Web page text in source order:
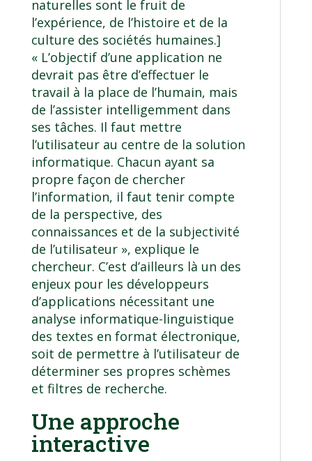
naturelles sont le fruit de
l’expérience, de l’histoire et de la
culture des sociétés humaines.]
« L’objectif d’une application ne
devrait pas être d’effectuer le
travail à la place de l’humain, mais
de l’assister intelligemment dans
ses tâches. Il faut mettre
l’utilisateur au centre de la solution
informatique. Chacun ayant sa
propre façon de chercher
l’information, il faut tenir compte
de la perspective, des
connaissances et de la subjectivité
de l’utilisateur », explique le
chercheur. C’est d’ailleurs là un des
enjeux pour les développeurs
d’applications nécessitant une
analyse informatique-linguistique
des textes en format électronique,
soit de permettre à l’utilisateur de
déterminer ses propres schèmes
et filtres de recherche.
Une approche
interactive